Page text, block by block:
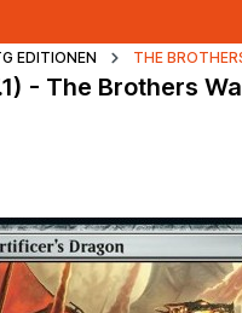
EDITIONEN THE
- The Brothers